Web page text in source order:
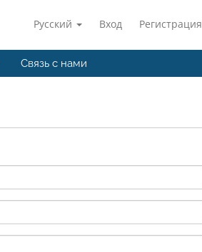
Русский Вход Регистрация
Связь с нами